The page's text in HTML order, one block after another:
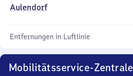
Aulendorf
Entfernungen in Luftlinie
Mobilitätsservice-Zentrale